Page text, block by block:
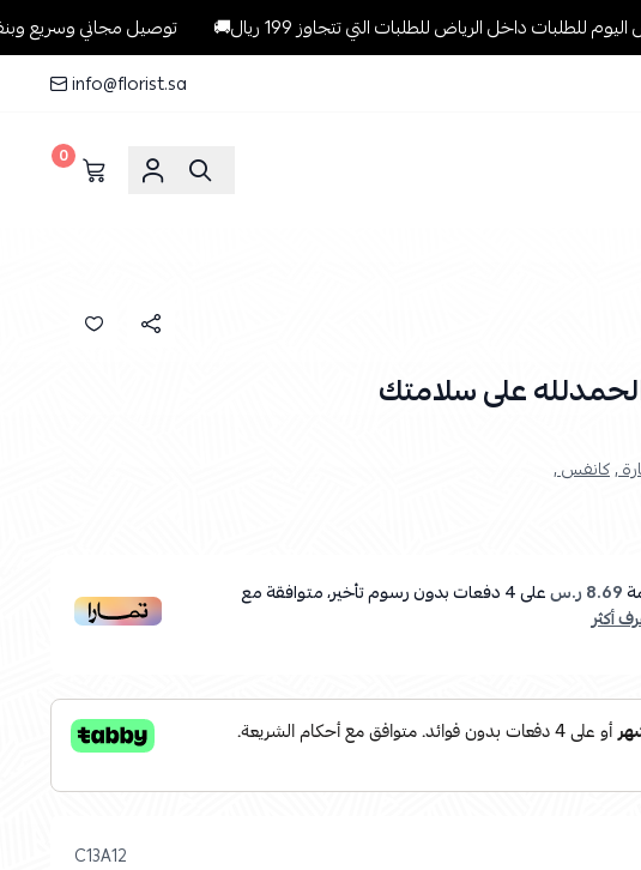
داخل الرياض للطلبات التي تتجاوز 199 ريال🚚 توصيل مجاني وسريع وبنفس اليوم
info@florist.sa
0
على سلامتك
,كانفس ,
8.69 ر.س على4دفعات بدون رسوم تأخير، متوافقة مع
أكثر
C13A12